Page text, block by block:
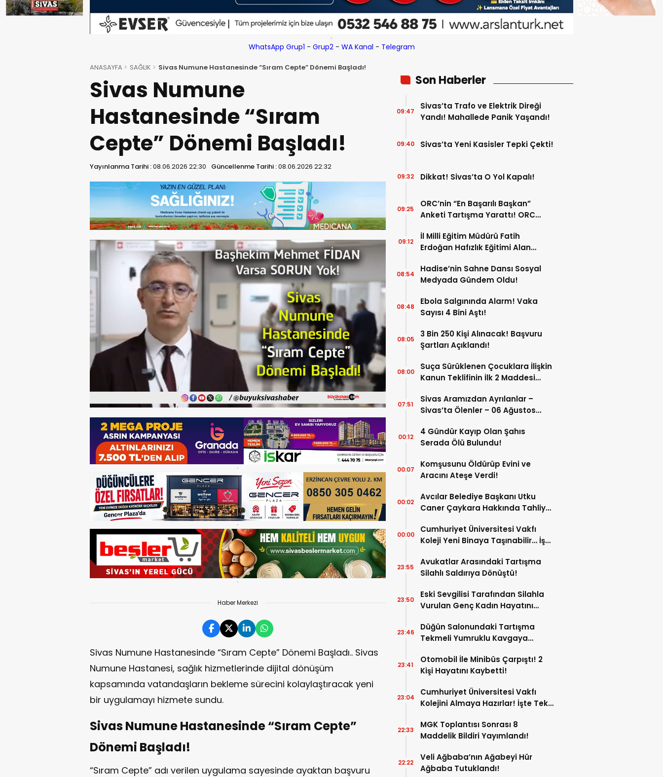
WhatsApp Grup1 - Grup2- WA Kanal - Telegram
ANASAYFA SAĞLIK Sivas Numune Hastanesinde “Sıram Cepte” Dönemi Başladı!
Sivas Numune
Hastanesinde “Sıram
Cepte” Dönemi Başladı!
Yayınlanma Tarihi :08.06.2026 22:30 Güncellenme Tarihi :08.06.2026 22:32
Haber Merkezi
Sivas Numune Hastanesinde “Sıram Cepte” Dönemi Başladı.. Sivas
Numune Hastanesi, sağlık hizmetlerinde dijital dönüşüm
kapsamında vatandaşların bekleme sürecini kolaylaştıracak yeni
bir uygulamayı hizmete sundu.
Sivas Numune Hastanesinde “Sıram Cepte”
Dönemi Başladı!
“Sıram Cepte” adı verilen uygulama sayesinde ayaktan başvuru
Son Haberler
Sivas’ta Trafo ve Elektrik Direği
Yandı! Mahallede Panik Yaşandı!
09:47
Sivas’ta Yeni Kasisler Tepki Çekti!
09:40
Dikkat! Sivas’ta O Yol Kapalı!
09:32
ORC’nin “En Başarılı Başkan”
Anketi Tartışma Yarattı! ORC
09:25
İl Milli Eğitim Müdürü Fatih
Erdoğan Hafızlık Eğitimi Alan
09:12
Hadise’nin Sahne Dansı Sosyal
Medyada Gündem Oldu!
08:54
Ebola Salgınında Alarm! Vaka
Sayısı 4 Bini Aştı!
08:48
3 Bin 250 Kişi Alınacak! Başvuru
Şartları Açıklandı!
08:05
Suça Sürüklenen Çocuklara İlişkin
Kanun Teklifinin İlk 2 Maddesi
08:00
Sivas Aramızdan Ayrılanlar –
Sivas’ta Ölenler – 06 Ağustos
07:51
4 Gündür Kayıp Olan Şahıs
Serada Ölü Bulundu!
00:12
Komşusunu Öldürüp Evini ve
Aracını Ateşe Verdi!
00:07
Avcılar Belediye Başkanı Utku
Caner Çaykara Hakkında Tahliye
00:02
Cumhuriyet Üniversitesi Vakfı
Koleji Yeni Binaya Taşınabilir… İşte
00:00
Avukatlar Arasındaki Tartışma
Silahlı Saldırıya Dönüştü!
23:55
Eski Sevgilisi Tarafından Silahla
Vurulan Genç Kadın Hayatını
23:50
Düğün Salonundaki Tartışma
Tekmeli Yumruklu Kavgaya
23:46
Otomobil İle Minibüs Çarpıştı! 2
Kişi Hayatını Kaybetti!
23:41
Cumhuriyet Üniversitesi Vakfı
Kolejini Almaya Hazırlar! İşte Tek
23:04
MGK Toplantısı Sonrası 8
Maddelik Bildiri Yayımlandı!
22:33
Veli Ağbaba’nın Ağabeyi Hür
Ağbaba Tutuklandı!
22:22